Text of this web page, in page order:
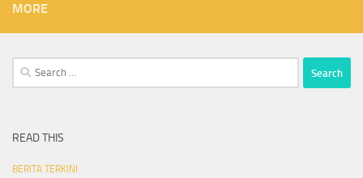
MORE
Search
for:
READ THIS
BERITA TERKINI